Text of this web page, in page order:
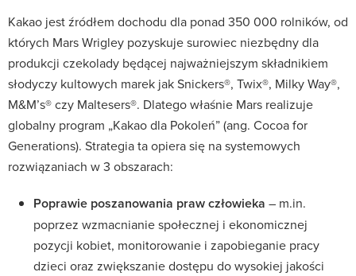
Kakao jest źródłem dochodu dla ponad 350 000 rolników, od
których Mars Wrigley pozyskuje surowiec niezbędny dla
produkcji czekolady będącej najważniejszym składnikiem
słodyczy kultowych marek jak Snickers®, Twix®, Milky Way®,
M&M’s® czy Maltesers®. Dlatego właśnie Mars realizuje
globalny program „Kakao dla Pokoleń” (ang. Cocoa for
Generations). Strategia ta opiera się na systemowych
rozwiązaniach w 3 obszarach:
Poprawie poszanowania praw człowieka – m.in.
poprzez wzmacnianie społecznej i ekonomicznej
pozycji kobiet, monitorowanie i zapobieganie pracy
dzieci oraz zwiększanie dostępu do wysokiej jakości